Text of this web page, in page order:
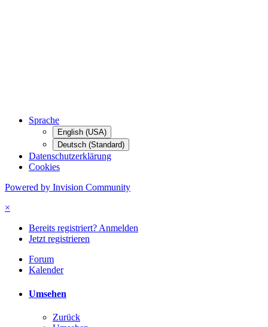
Sprache
English (USA)
Deutsch (Standard)
Datenschutzerklärung
Cookies
Powered by Invision Community
×
Bereits registriert? Anmelden
Jetzt registrieren
Forum
Kalender
Umsehen
Zurück